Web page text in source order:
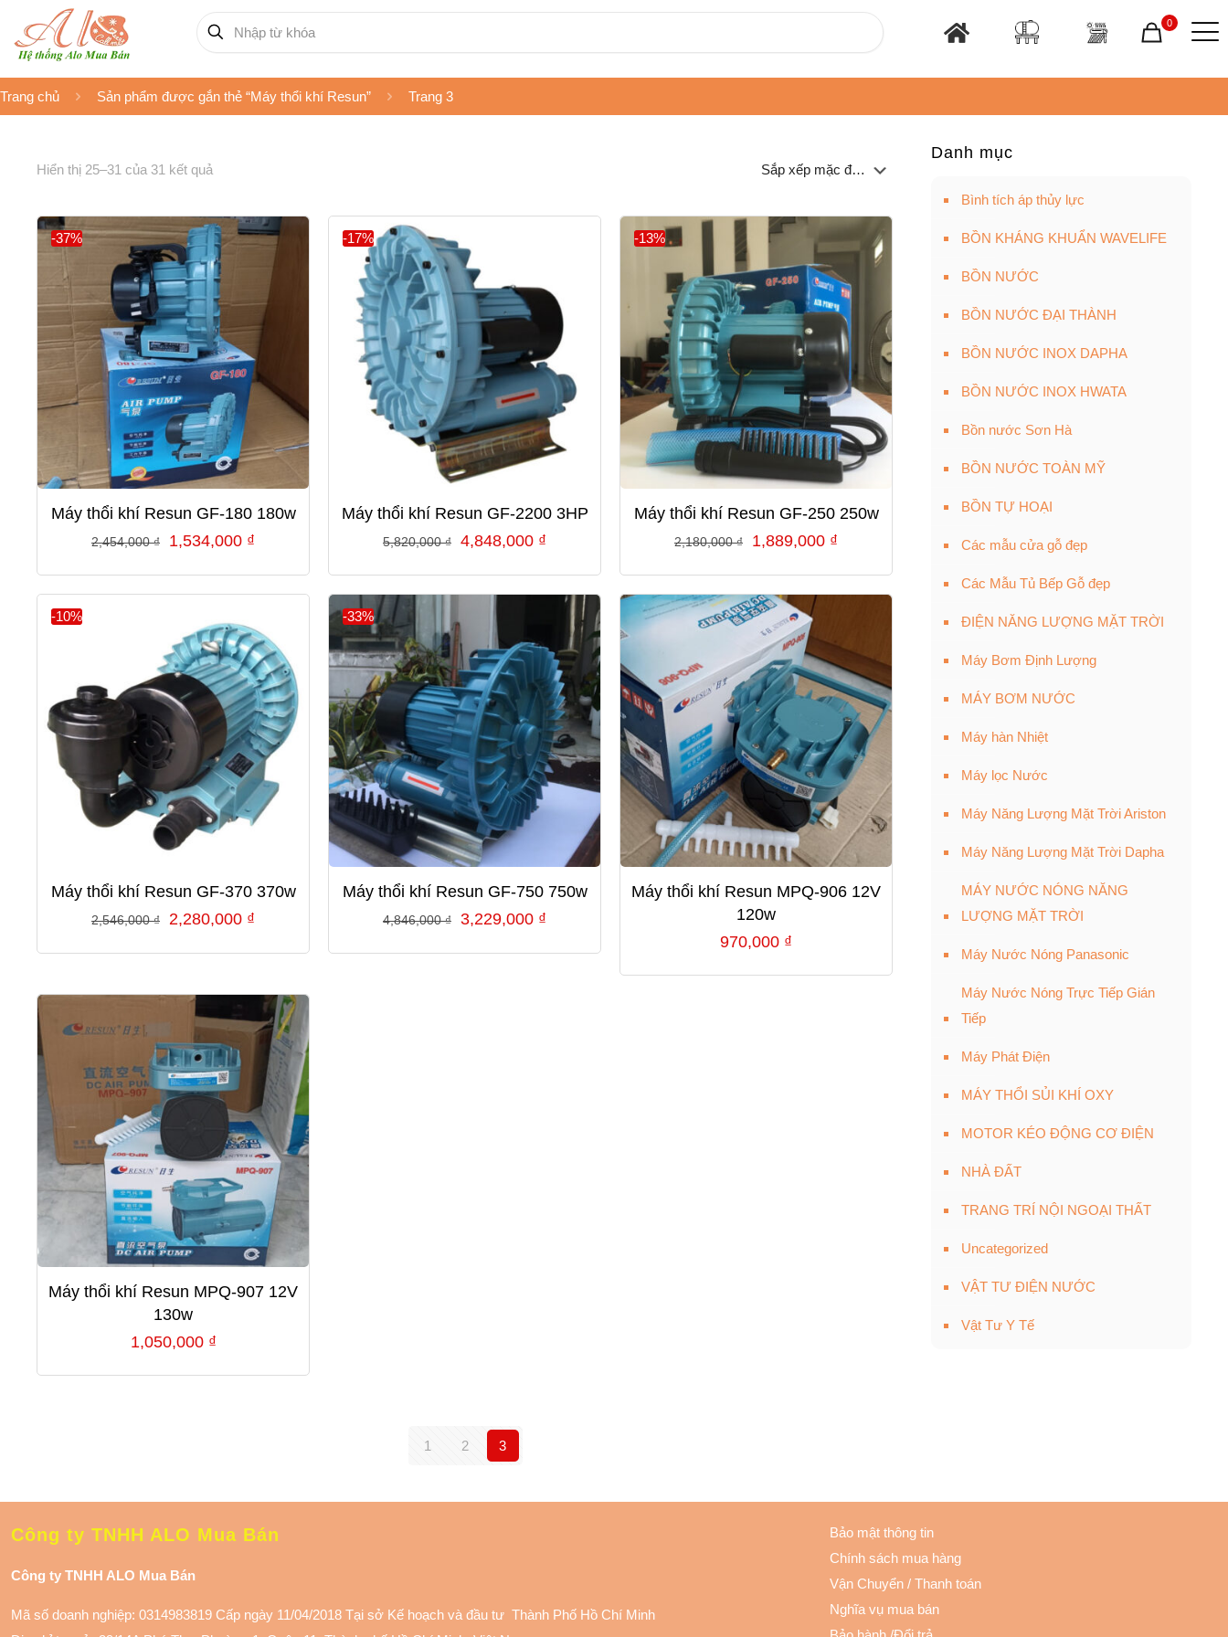
0
Trang chủ Sản phẩm được gắn thẻ “Máy thổi khí Resun” Trang 3
Hiển thị 25–31 của 31 kết quả
-37%
Máy thổi khí Resun GF-180 180w
2,454,000₫
Giá
là:
1,534,000 ₫
tại
1,534,000 ₫.
-17%
Máy thổi khí Resun GF-2200 3HP
5,820,000₫
Giá
là:
5,820,000 ₫.
4,848,000 ₫
tại
4,848,000 ₫.
-13%
Máy thổi khí Resun GF-250 250w
2,180,000₫
Giá
là:
2,180,000 ₫.
1,889,000 ₫
tại
1,889,000 ₫.
-10%
Máy thổi khí Resun GF-370 370w
2,546,000₫
Giá
2,546,000 ₫.
2,280,000 ₫
là:
2,280,000 ₫.
-33%
Máy thổi khí Resun GF-750 750w
4,846,000₫
Giá
3,229,000 ₫
Máy thổi khí Resun MPQ-906 12V
120w
970,000 ₫
Máy thổi khí Resun MPQ-907 12V
130w
1,050,000 ₫
1 2 3
Danh mục
Bình tích áp thủy lực
BỒN KHÁNG KHUẨN WAVELIFE
BỒN NƯỚC
BỒN NƯỚC ĐẠI THÀNH
BỒN NƯỚC INOX DAPHA
BỒN NƯỚC INOX HWATA
Bồn nước Sơn Hà
BỒN NƯỚC TOÀN MỸ
BỒN TỰ HOẠI
Các mẫu cửa gỗ đẹp
Các Mẫu Tủ Bếp Gỗ đẹp
ĐIỆN NĂNG LƯỢNG MẶT TRỜI
Máy Bơm Định Lượng
MÁY BƠM NƯỚC
Máy hàn Nhiệt
Máy lọc Nước
Máy Năng Lượng Mặt Trời Ariston
Máy Năng Lượng Mặt Trời Dapha
MÁY NƯỚC NÓNG NĂNG
LƯỢNG MẶT TRỜI
Máy Nước Nóng Panasonic
Máy Nước Nóng Trực Tiếp Gián
Tiếp
Máy Phát Điện
MÁY THỔI SỦI KHÍ OXY
MOTOR KÉO ĐỘNG CƠ ĐIỆN
NHÀ ĐẤT
TRANG TRÍ NỘI NGOẠI THẤT
Uncategorized
VẬT TƯ ĐIỆN NƯỚC
Vật Tư Y Tế
Công ty TNHH ALO Mua Bán
Công ty TNHH ALO Mua Bán
Mã số doanh nghiệp: 0314983819 Cấp ngày 11/04/2018 Tại sở Kế hoạch và đầu tư Thành Phố Hồ Chí Minh
Bảo mật thông tin
Chính sách mua hàng
Vận Chuyển /Thanh toán
Nghĩa vụ mua bán